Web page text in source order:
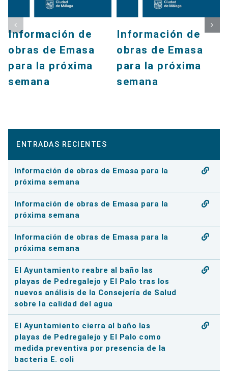
Información de
obras de Emasa
para la próxima
semana
Información de
obras de Emasa
para la próxima
semana
ENTRADAS RECIENTES
Información de obras de Emasa para la
próxima semana
Información de obras de Emasa para la
próxima semana
Información de obras de Emasa para la
próxima semana
El Ayuntamiento reabre al baño las
playas de Pedregalejo y El Palo tras los
nuevos análisis de la Consejería de Salud
sobre la calidad del agua
El Ayuntamiento cierra al baño las
playas de Pedregalejo y El Palo como
medida preventiva por presencia de la
bacteria E. coli